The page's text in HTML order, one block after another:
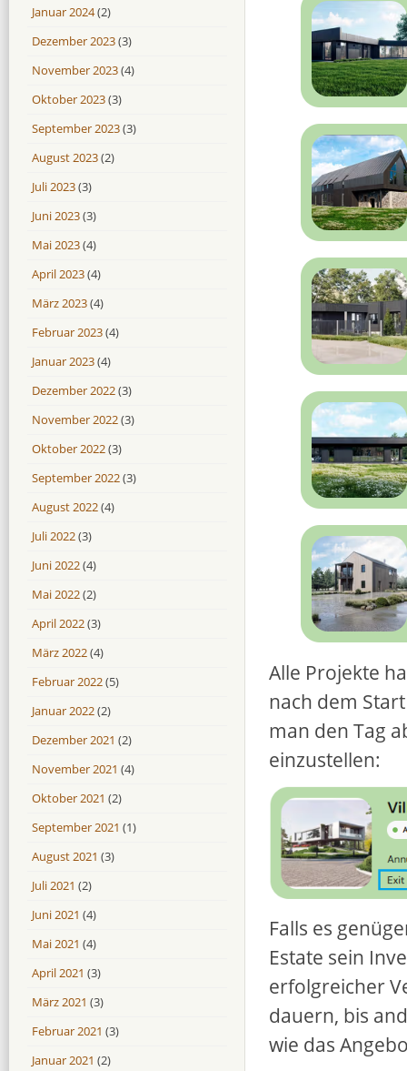
Alle Projekte
nach dem
man den Tag
einzustellen:
Falls es
Estate sein
erfolgreicher
dauern, bis
wie das
Januar 2024(2)
Dezember 2023(3)
November 2023(4)
Oktober 2023(3)
September 2023(3)
August 2023(2)
Juli 2023(3)
Juni 2023(3)
Mai 2023(4)
April 2023(4)
März 2023(4)
Februar 2023(4)
Januar 2023(4)
Dezember 2022(3)
November 2022(3)
Oktober 2022(3)
September 2022(3)
August 2022(4)
Juli 2022(3)
Juni 2022(4)
Mai 2022(2)
April 2022(3)
März 2022(4)
Februar 2022(5)
Januar 2022(2)
Dezember 2021 (2)
November 2021 (4)
Oktober 2021 (2)
September 2021 (1)
August 2021 (3)
Juli 2021 (2)
Juni 2021 (4)
Mai 2021 (4)
April 2021 (3)
März 2021 (3)
Februar 2021 (3)
Januar 2021 (2)